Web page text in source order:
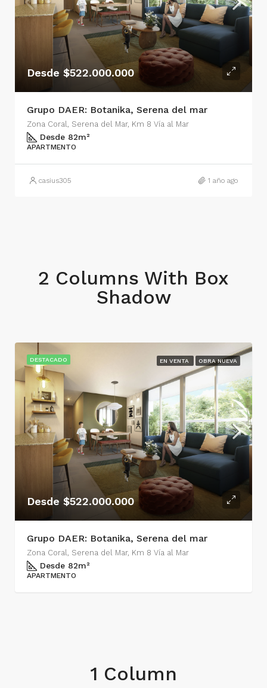
Desde $522.000.000
Grupo DAER: Botanika, Serena del mar
Zona Coral, Serena del Mar, Km 8 Vía al Mar
Desde 82m²
APARTMENTO
casius305 1 año ago
2 Columns With Box
Shadow
DESTACADO EN VENTA OBRA NUEVA
Desde $522.000.000
Grupo DAER: Botanika, Serena del mar
Zona Coral, Serena del Mar, Km 8 Vía al Mar
Desde 82m²
APARTMENTO
1 Column